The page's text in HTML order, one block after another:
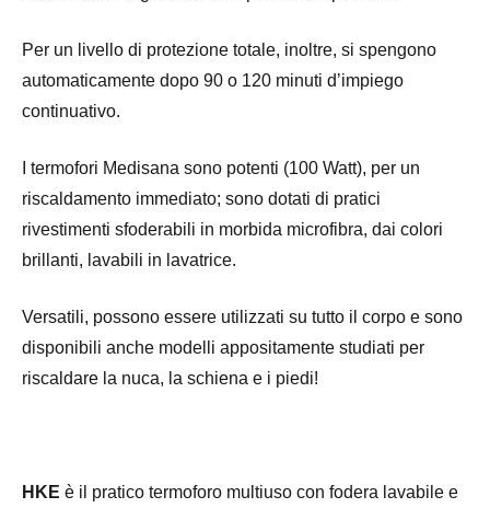
Per un livello di protezione totale, inoltre, si spengono
automaticamente dopo 90 o 120 minuti d’impiego
continuativo.
I termofori Medisana sono potenti (100 Watt), per un
riscaldamento immediato; sono dotati di pratici
rivestimenti sfoderabili in morbida microfibra, dai colori
brillanti, lavabili in lavatrice.
Versatili, possono essere utilizzati su tutto il corpo e sono
disponibili anche modelli appositamente studiati per
riscaldare la nuca, la schiena e i piedi!
HKE è il pratico termoforo multiuso con fodera lavabile e